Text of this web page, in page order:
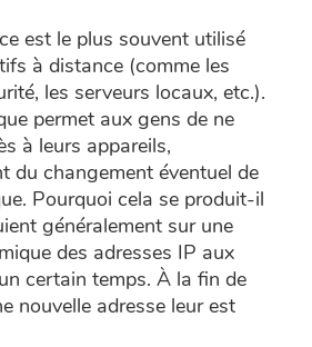
est le plus souvent utilisé
à distance (comme les
les serveurs locaux, etc.).
permet aux gens de ne
à leurs appareils,
du changement éventuel de
Pourquoi cela se produit-il
généralement sur une
des adresses IP aux
certain temps. À la fin de
nouvelle adresse leur est